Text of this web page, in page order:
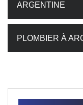
ARGENTINE
PLOMBIER À